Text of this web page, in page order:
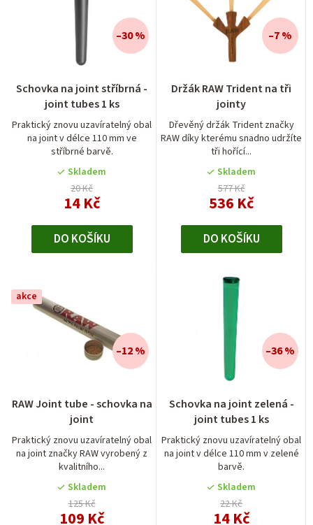
Schovka na joint stříbrná -
joint tubes 1 ks
Praktický znovu uzavíratelný obal
na joint v délce 110 mm ve
stříbrné barvě.
Skladem
20 Kč
14 Kč
–30 %
DO KOŠÍKU
Držák RAW Trident na tři
jointy
Dřevěný držák Trident značky
RAW díky kterému snadno udržíte
tři hořící...
Skladem
577 Kč
536 Kč
–7 %
DO KOŠÍKU
akce
RAW Joint tube - schovka na
joint
Praktický znovu uzavíratelný obal
na joint značky RAW vyrobený z
kvalitního...
hodnocení
produktu
je
2,0
z
5
hvězdiček.
Skladem
125 Kč
109 Kč
–12 %
Schovka na joint zelená -
joint tubes 1 ks
Praktický znovu uzavíratelný obal
na joint v délce 110 mm v zelené
barvě.
Skladem
22 Kč
14 Kč
–36 %